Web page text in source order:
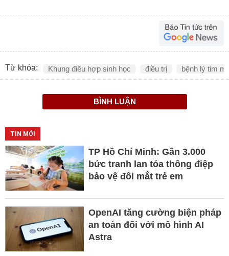
Từ khóa: Khung điều hợp sinh học điều trị bệnh lý tim
BÌNH LUẬN
TIN MỚI
TP Hồ Chí Minh: Gần 3.000
bức tranh lan tỏa thông điệp
bảo vệ đôi mắt trẻ em
OpenAI tăng cường biện pháp
an toàn đối với mô hình AI
Astra